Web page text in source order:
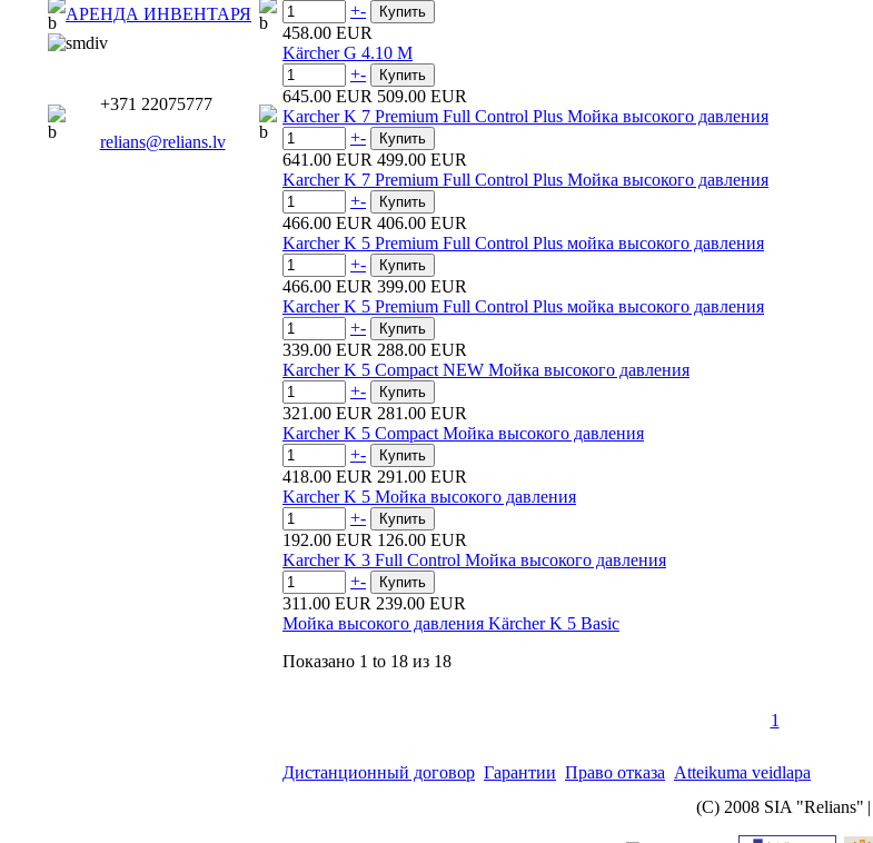
АРЕНДА ИНВЕНТАРЯ
+371 22075777
relians@relians.lv
+-
458.00 EUR
Kärcher G 4.10 M
+-
645.00 EUR 509.00 EUR
Karcher K 7 Premium Full Control Plus Мойка высокого давления
+-
641.00 EUR 499.00 EUR
Karcher K 7 Premium Full Control Plus Мойка высокого давления
+-
466.00 EUR 406.00 EUR
Karcher K 5 Premium Full Control Plus мойка высокого давления
+-
466.00 EUR 399.00 EUR
Karcher K 5 Premium Full Control Plus мойка высокого давления
+-
339.00 EUR 288.00 EUR
Karcher K 5 Compact NEW Мойка высокого давления
+-
321.00 EUR 281.00 EUR
Karcher K 5 Compact Мойка высокого давления
+-
418.00 EUR 291.00 EUR
Karcher K 5 Мойка высокого давления
+-
192.00 EUR 126.00 EUR
Karcher K 3 Full Control Мойка высокого давления
+-
311.00 EUR 239.00 EUR
Мойка высокого давления Kärcher K 5 Basic
Показано 1 to 18 из 18
1
Дистанционный договор Гарантии Право отказа Atteikuma veidlapa
(C) 2008 SIA "Relians" |